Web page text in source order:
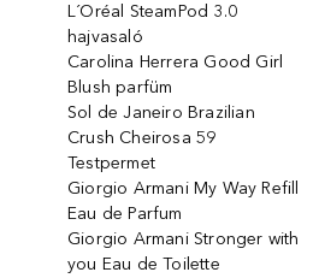
L´Oréal SteamPod 3.0
hajvasaló
Carolina Herrera Good Girl
Blush parfüm
Sol de Janeiro Brazilian
Crush Cheirosa 59
Testpermet
Giorgio Armani My Way Refill
Eau de Parfum
Giorgio Armani Stronger with
you Eau de Toilette